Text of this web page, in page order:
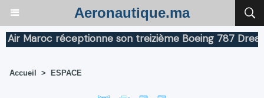
Aeronautique.ma
Maroc réceptionne son treizième Boeing 787
Accueil > ESPACE